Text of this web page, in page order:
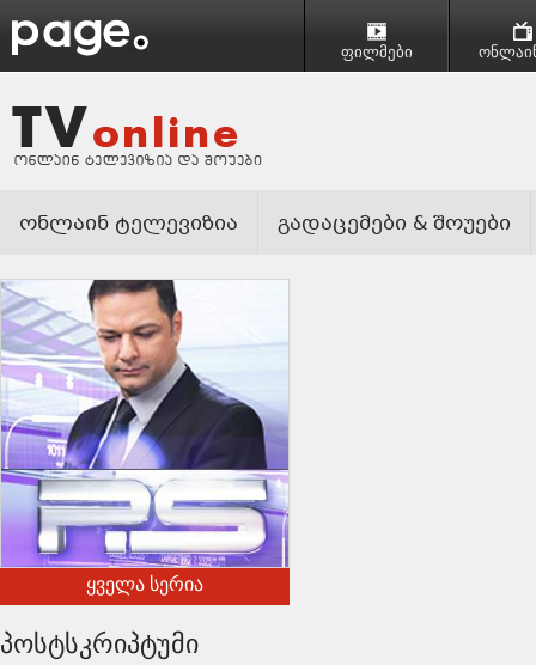
ფილმები
ონლაინ ტელევიზია გადაცემები & შოუები
ყველა სერია
პოსტსკრიპტუმი